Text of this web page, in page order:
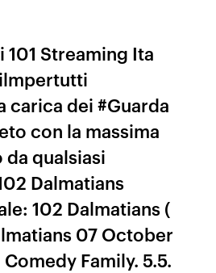
101 Streaming Ita
carica dei #Guarda
con la massima
qualsiasi
Dalmatians
102 Dalmatians (
07 October
Family. 5.5.